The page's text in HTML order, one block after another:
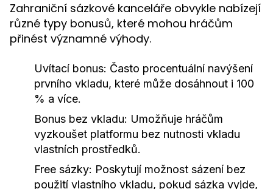
Zahraniční sázkové kanceláře obvykle nabízejí
různé typy bonusů, které mohou hráčům
přinést významné výhody.
Uvítací bonus: Často procentuální navýšení
prvního vkladu, které může dosáhnout i 100
% a více.
Bonus bez vkladu: Umožňuje hráčům
vyzkoušet platformu bez nutnosti vkladu
vlastních prostředků.
Free sázky: Poskytují možnost sázení bez
použití vlastního vkladu, pokud sázka vyjde,